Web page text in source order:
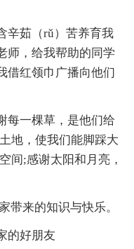
辛茹（rǔ）苦养育我
师，给我帮助的同学
借红领巾广播向他们
每一棵草，是他们给
地，使我们能脚踩大
间;感谢太阳和月亮，
带来的知识与快乐。
的好朋友